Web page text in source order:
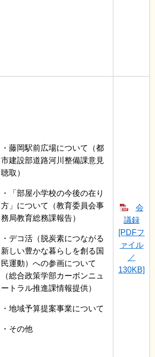
・藤岡駅前広場について（都
市建設部道路河川整備課意見
聴取）
・「部屋小学校の今後の在り
方」について（教育委員会事
務局教育総務課報告）
・デコ活（脱炭素につながる
新しい豊かな暮らしを創る国
民運動）への参画について
（総合政策学部カーボンニュ
ートラル推進課情報提供）
・地域予算提案事業について
・その他
会
議録
[PDFフ
ァイル
／
130KB]